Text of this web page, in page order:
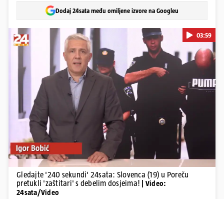
Dodaj 24sata među omiljene izvore na Googleu
Pokretanje videa...
03:59
Gledajte '240 sekundi' 24sata: Slovenca (19) u Poreču
pretukli 'zaštitari' s debelim dosjeima!
| Video:
24sata/Video